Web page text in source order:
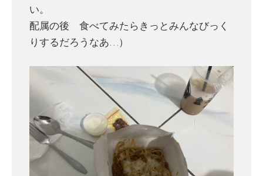
い。
配属の後 食べてみたらきっとみんなびっく
りするだろうなあ…）